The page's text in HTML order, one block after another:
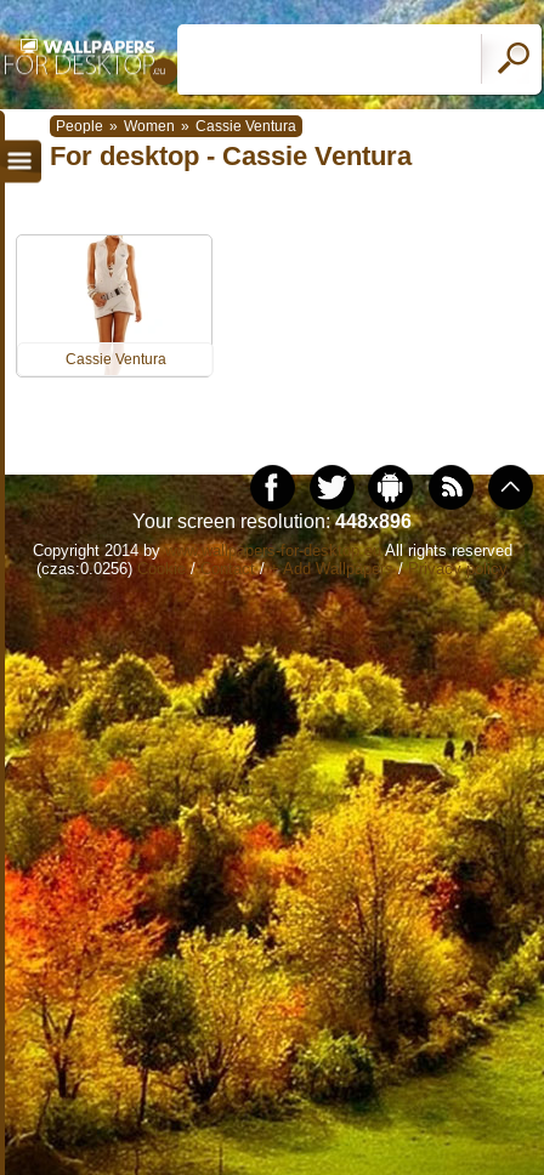
People » Women » Cassie Ventura
For desktop - Cassie Ventura
Cassie Ventura
Your screen resolution:448x896
Copyright 2014 bywww.wallpapers-for-desktop.euAll rights reserved
(czas:0.0256) Cookie/Contact/+ Add Wallpapers/Privacy policy